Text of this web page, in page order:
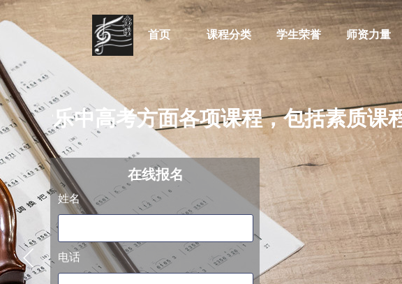
首页 课程分类 学生荣誉 师资力量
音乐中高考方面各项课程，包括素质课
阿萨德
在线报名
姓名
电话